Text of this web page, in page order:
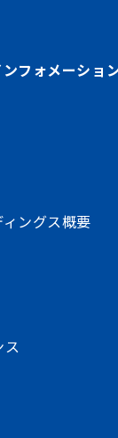
フォメーショ
ングス概要
ス